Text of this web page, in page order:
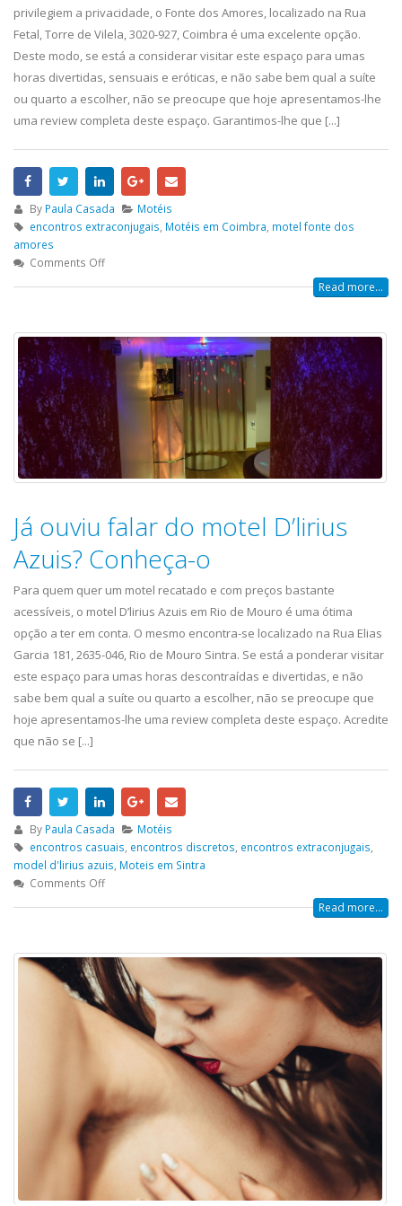
privilegiem a privacidade, o Fonte dos Amores, localizado na Rua
Fetal, Torre de Vilela, 3020-927, Coimbra é uma excelente opção.
Deste modo, se está a considerar visitar este espaço para umas
horas divertidas, sensuais e eróticas, e não sabe bem qual a suíte
ou quarto a escolher, não se preocupe que hoje apresentamos-lhe
uma review completa deste espaço. Garantimos-lhe que [...]
By Paula Casada
Motéis
encontros extraconjugais Motéis em Coimbra motel fonte dos
amores
Comments Off
Read more...
Já ouviu falar do motel D’lirius
Azuis? Conheça-o
Para quem quer um motel recatado e com preços bastante
acessíveis, o motel D’lirius Azuis em Rio de Mouro é uma ótima
opção a ter em conta. O mesmo encontra-se localizado na Rua Elias
Garcia 181, 2635-046, Rio de Mouro Sintra. Se está a ponderar visitar
este espaço para umas horas descontraídas e divertidas, e não
sabe bem qual a suíte ou quarto a escolher, não se preocupe que
hoje apresentamos-lhe uma review completa deste espaço. Acredite
que não se [...]
By Paula Casada
Motéis
encontros casuais encontros discretos encontros extraconjugais
model d'lirius azuis Moteis em Sintra
Comments Off
Read more...